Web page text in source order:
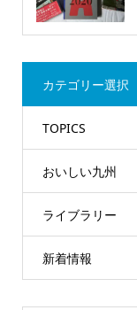
カテゴリー選択
TOPICS
おいしい九州
ライブラリー
新着情報